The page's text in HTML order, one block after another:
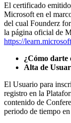
El certificado
Microsoft en el
del cual Founderz
la página oficial de
https://
¿Cómo darte
Alta de
El Usuario para
registro en la
contenido de
periodo de tiempo